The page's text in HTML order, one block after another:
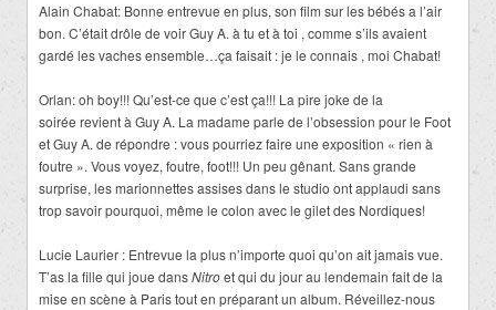
Alain Chabat: Bonne entrevue en plus, son film sur les bébés a l’air
bon. C’était drôle de voir Guy A. à tu et à toi , comme s’ils avaient
gardé les vaches ensemble…ça faisait : je le connais , moi Chabat!
Orlan: oh boy!!! Qu’est-ce que c’est ça!!! La pire joke de la
soirée revient à Guy A. La madame parle de l’obsession pour le Foot
et Guy A. de répondre : vous pourriez faire une exposition « rien à
foutre ». Vous voyez, foutre, foot!!! Un peu gênant. Sans grande
surprise, les marionnettes assises dans le studio ont applaudi sans
trop savoir pourquoi, même le colon avec le gilet des Nordiques!
Lucie Laurier : Entrevue la plus n’importe quoi qu’on ait jamais vue.
T’as la fille qui joue dansNitroet qui du jour au lendemain fait de la
mise en scène à Paris tout en préparant un album. Réveillez-nous